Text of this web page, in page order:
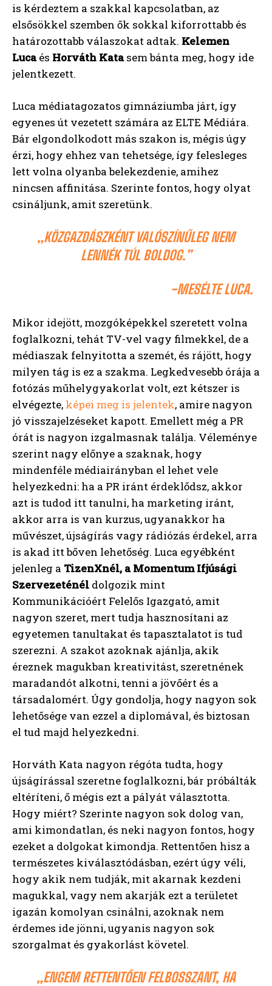
is kérdeztem a szakkal kapcsolatban, az
elsősökkel szemben ők sokkal kiforrottabb és
határozottabb válaszokat adtak. Kelemen
Lucaés Horváth Katasem bánta meg, hogy ide
jelentkezett.
Luca médiatagozatos gimnáziumba járt, így
egyenes út vezetett számára az ELTE Médiára.
Bár elgondolkodott más szakon is, mégis úgy
érzi, hogy ehhez van tehetsége, így felesleges
lett volna olyanba belekezdenie, amihez
nincsen affinitása. Szerinte fontos, hogy olyat
csináljunk, amit szeretünk.
„KÖZGAZDÁSZKÉNT VALÓSZÍNŰLEG NEM
LENNÉK TÚL BOLDOG.”
-MESÉLTE LUCA.
Mikor idejött, mozgóképekkel szeretett volna
foglalkozni, tehát TV-vel vagy filmekkel, de a
médiaszak felnyitotta a szemét, és rájött, hogy
milyen tág is ez a szakma. Legkedvesebb órája a
fotózás műhelygyakorlat volt, ezt kétszer is
elvégezte, képei meg is jelentek, amire nagyon
jó visszajelzéseket kapott. Emellett még a PR
órát is nagyon izgalmasnak találja. Véleménye
szerint nagy előnye a szaknak, hogy
mindenféle médiairányban el lehet vele
helyezkedni: ha a PR iránt érdeklődsz, akkor
azt is tudod itt tanulni, ha marketing iránt,
akkor arra is van kurzus, ugyanakkor ha
művészet, újságírás vagy rádiózás érdekel, arra
is akad itt bőven lehetőség. Luca egyébként
jelenleg a TizenXnél, a Momentum Ifjúsági
Szervezeténél dolgozik mint
Kommunikációért Felelős Igazgató, amit
nagyon szeret, mert tudja hasznosítani az
egyetemen tanultakat és tapasztalatot is tud
szerezni. A szakot azoknak ajánlja, akik
éreznek magukban kreativitást, szeretnének
maradandót alkotni, tenni a jövőért és a
társadalomért. Úgy gondolja, hogy nagyon sok
lehetősége van ezzel a diplomával, és biztosan
el tud majd helyezkedni.
Horváth Kata nagyon régóta tudta, hogy
újságírással szeretne foglalkozni, bár próbálták
eltéríteni, ő mégis ezt a pályát választotta.
Hogy miért? Szerinte nagyon sok dolog van,
ami kimondatlan, és neki nagyon fontos, hogy
ezeket a dolgokat kimondja. Rettentően hisz a
természetes kiválasztódásban, ezért úgy véli,
hogy akik nem tudják, mit akarnak kezdeni
magukkal, vagy nem akarják ezt a területet
igazán komolyan csinálni, azoknak nem
érdemes ide jönni, ugyanis nagyon sok
szorgalmat és gyakorlást követel.
„ENGEM RETTENTŐEN FELBOSSZANT, HA